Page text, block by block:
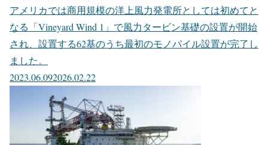
アメリカでは商用規模の洋上風力発電所としては初めてと
なる「Vineyard Wind 1」で風力タービン基礎の設置が開始
され、設置する62基のうち最初のモノパイル設置が完了し
ました。
2023.06.092026.02.22